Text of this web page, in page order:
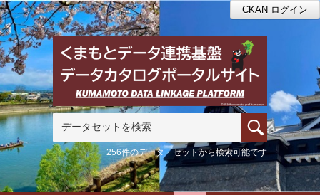
CKAN ログイン
256件のデータ・セットから検索可能です